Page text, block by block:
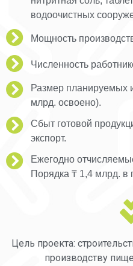
водоочистных
Мощность
Численность
Размер планируемых
млрд. освоено).
Сбыт готовой
экспорт.
Ежегодно
Порядка ₸ 1,4 млрд. в
Цель проекта:
производству